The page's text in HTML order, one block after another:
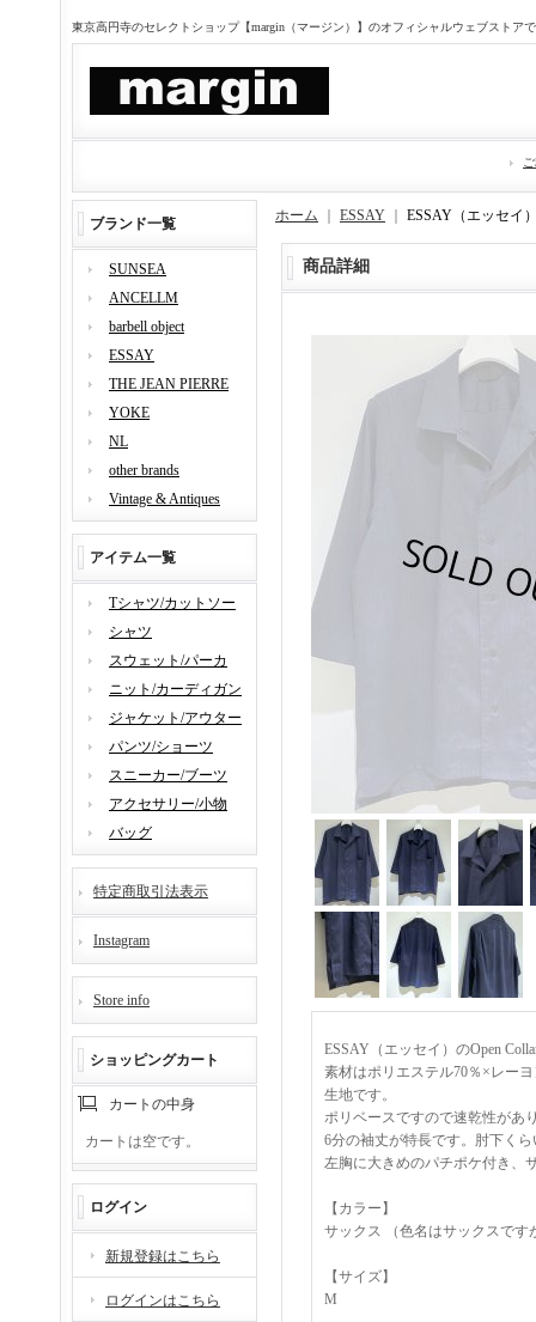
東京高円寺のセレクトショップ【margin（マージン）】のオフィシャルウェブストア
ブランド一覧
SUNSEA
ANCELLM
barbell object
ESSAY
THE JEAN PIERRE
YOKE
NL
other brands
Vintage & Antiques
アイテム一覧
Tシャツ/カットソー
シャツ
スウェット/パーカ
ニット/カーディガン
ジャケット/アウター
パンツ/ショーツ
スニーカー/ブーツ
アクセサリー/小物
バッグ
特定商取引法表示
Instagram
Store info
ショッピングカート
カートの中身
カートは空です。
ログイン
新規登録はこちら
ログインはこちら
ホーム ESSAY ESSAY（エッセイ
商品詳細
ESSAY（エッセイ）のOpen
素材はポリエステル70％×レー
生地です。
ポリベースですので速乾性があ
6分の袖丈が特長です。肘下く
左胸に大きめのパチポケ付き、
【カラー】
サックス （色名はサックスです
【サイズ】
M